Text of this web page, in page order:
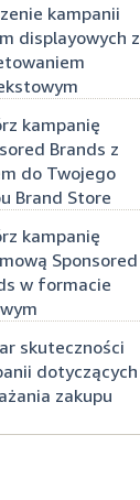
kampanii
displayowych z
kampanię
Brands z
do Twojego
Brand Store
kampanię
Sponsored
w formacie
skuteczności
dotyczących
zakupu